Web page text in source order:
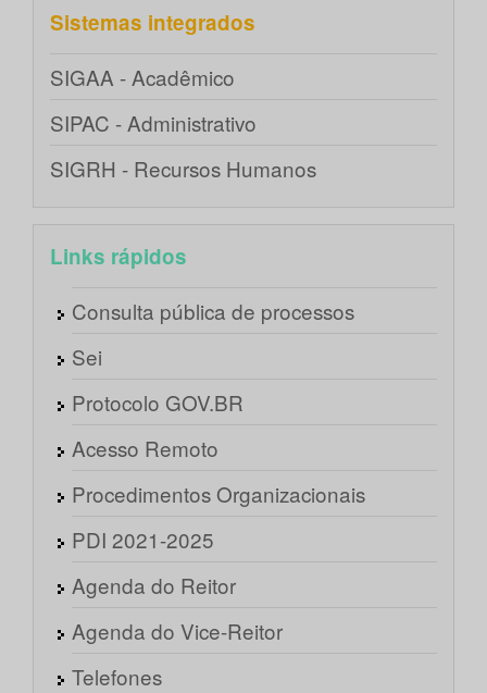
Sistemas integrados
SIGAA - Acadêmico
SIPAC - Administrativo
SIGRH - Recursos Humanos
Links rápidos
Consulta pública de processos
Sei
Protocolo GOV.BR
Acesso Remoto
Procedimentos Organizacionais
PDI 2021-2025
Agenda do Reitor
Agenda do Vice-Reitor
Telefones